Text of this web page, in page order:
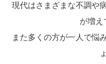
現代はさまざまな不調や
が増え
また多くの方が一人で悩